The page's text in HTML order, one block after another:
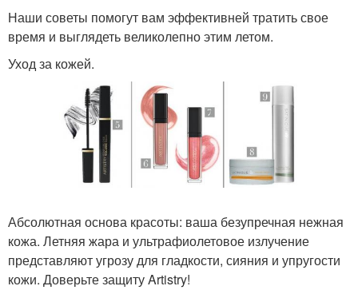
Наши советы помогут вам эффективней тратить свое
время и выглядеть великолепно этим летом.
Уход за кожей.
Абсолютная основа красоты: ваша безупречная нежная
кожа. Летняя жара и ультрафиолетовое излучение
представляют угрозу для гладкости, сияния и упругости
кожи. Доверьте защиту Artistry!